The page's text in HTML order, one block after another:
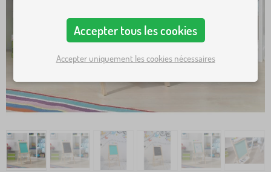
Accepter tous les cookies
Accepter uniquement les cookies nécessaires